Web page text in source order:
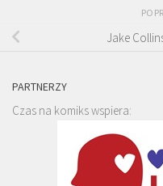
Jake
PARTNERZY
Czas na komiks wspiera: